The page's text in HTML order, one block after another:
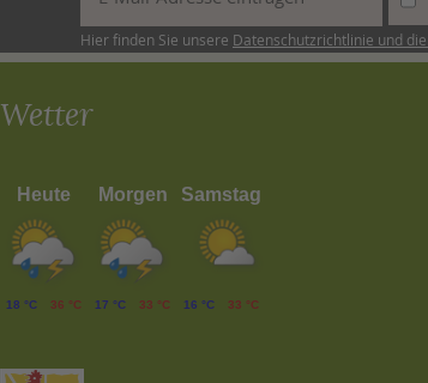
Hier finden Sie unsere Datenschutzrichtlinie und
Wetter
Heute Morgen Samstag
18 °C 36 °C 17 °C 33 °C 16 °C 33 °C